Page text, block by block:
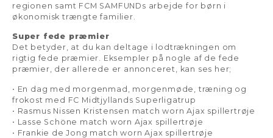
regionen samt FCM SAMFUNDs arbejde for børn i
økonomisk trængte familier.
Super fede præmier
Det betyder, at du kan deltage i lodtrækningen om
rigtig fede præmier. Eksempler på nogle af de fede
præmier, der allerede er annonceret, kan ses her;
• En dag med morgenmad, morgenmøde, træning og
frokost med FC Midtjyllands Superligatrup
• Rasmus Nissen Kristensen match worn Ajax spillertrøje
• Lasse Schöne match worn Ajax spillertrøje
• Frankie de Jong match worn Ajax spillertrøje